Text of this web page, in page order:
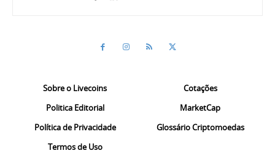
Sobre o Livecoins
Politica Editorial
Política de Privacidade
Termos de Uso
Cotações
MarketCap
Glossário Criptomoedas